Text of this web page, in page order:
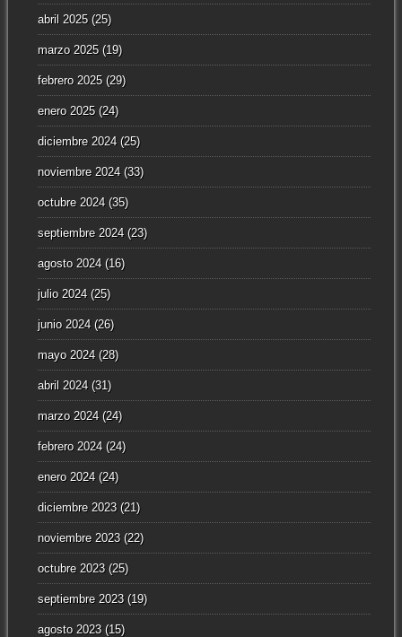
abril 2025(25)
marzo 2025(19)
febrero 2025(29)
enero 2025(24)
diciembre 2024(25)
noviembre 2024(33)
octubre 2024(35)
septiembre 2024(23)
agosto 2024(16)
julio 2024(25)
junio 2024(26)
mayo 2024(28)
abril 2024(31)
marzo 2024(24)
febrero 2024(24)
enero 2024(24)
diciembre 2023(21)
noviembre 2023(22)
octubre 2023(25)
septiembre 2023(19)
agosto 2023(15)